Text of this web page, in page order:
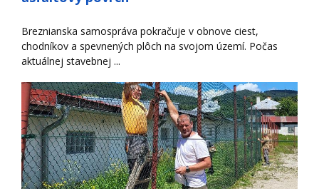
Breznianska samospráva pokračuje v obnove ciest,
chodníkov a spevnených plôch na svojom území. Počas
aktuálnej stavebnej ...